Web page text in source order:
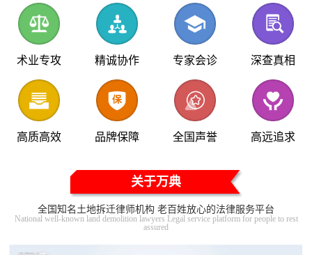
术业专攻 精诚协作 专家会诊 深查真相
高质高效 品牌保障 全国声誉 高远追求
关于万典
全国知名土地拆迁律师机构 老百姓放心的法律服务平台
National well-known land demolition lawyers Legal service platform for people to rest
assured